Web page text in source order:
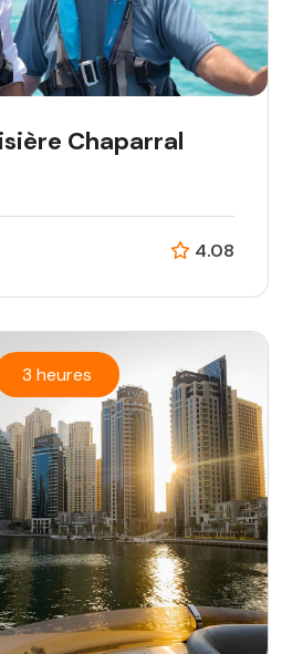
Chaparral
4.08
3 heures